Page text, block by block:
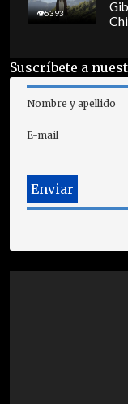
5393
Suscríbete a
Nombre y apellido
E-mail